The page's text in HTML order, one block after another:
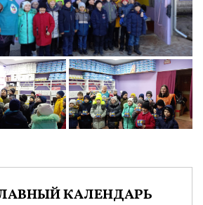
КАЛЕНДАРЬ